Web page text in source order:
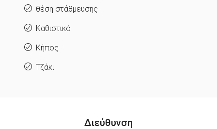
θέση στάθμευσης
Καθιστικό
Κήπος
Τζάκι
Διεύθυνση